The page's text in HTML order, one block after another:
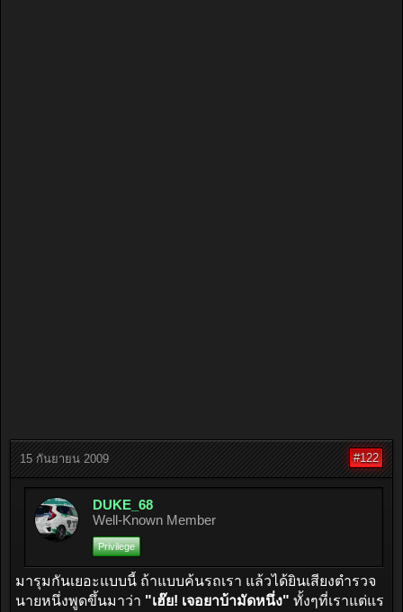
15 กันยายน 2009 #122
DUKE_68
Well-Known Member
Privilege
มารุมกันเยอะแบบนี้ ถ้าแบบค้นรถเรา แล้วได้ยินเสียงตำรวจ
นายหนึ่งพูดขึ้นมาว่า "เฮ๊ย! เจอยาบ้ามัดหนึ่ง" ทั้งๆที่เราแต่แร